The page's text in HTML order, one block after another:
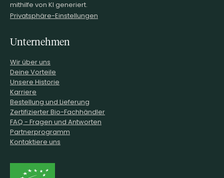
mithilfe von KI generiert.
Privatsphäre-Einstellungen
Unternehmen
Wir über uns
Deine Vorteile
Unsere Historie
Karriere
Bestellung und Lieferung
Zertifizierter Bio-Fachhändler
FAQ - Fragen und Antworten
Partnerprogramm
Kontaktiere uns